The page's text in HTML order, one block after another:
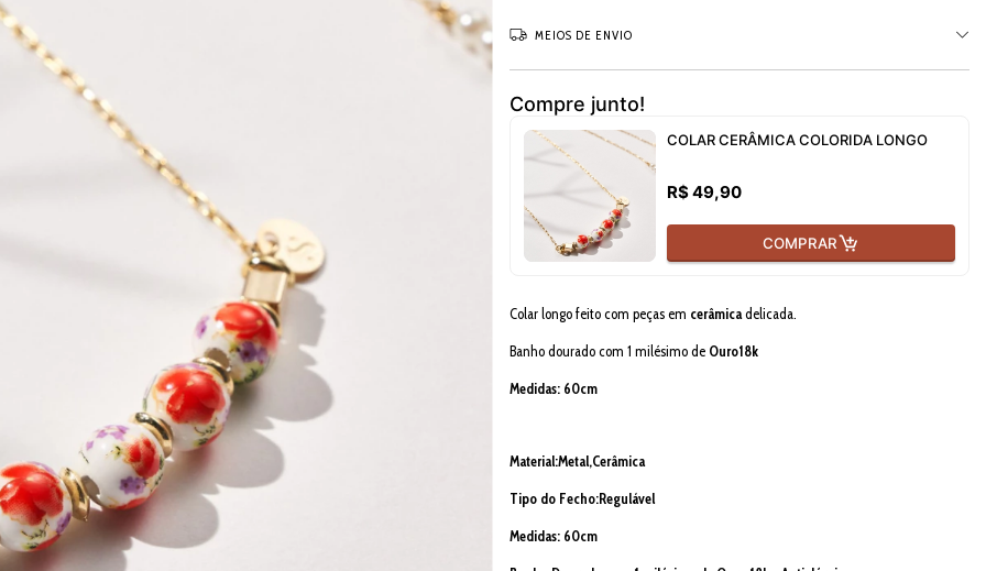
MEIOS DE ENVIO
Compre junto!
COLAR CERÂMICA COLORIDA LONGO
R$ 49,90
COMPRAR
Colar longo feito com peças em cerâmicadelicada.
Banho dourado com 1 milésimo de Ouro18k
Medidas: 60cm
Material:Metal,Cerâmica
Tipo do Fecho:Regulável
Medidas: 60cm